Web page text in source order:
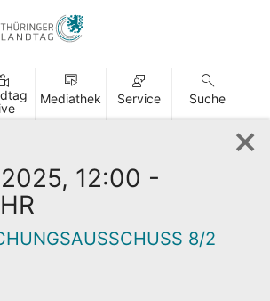
12:00 -
8/2
Mediathek Service Suche